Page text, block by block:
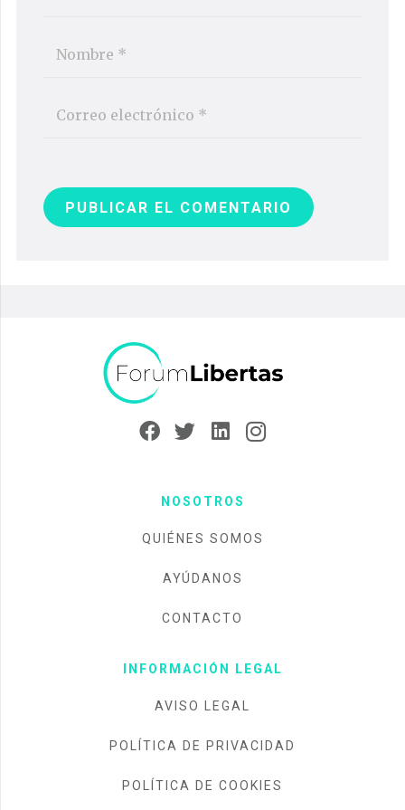
PUBLICAR EL COMENTARIO
NOSOTROS
QUIÉNES SOMOS
AYÚDANOS
CONTACTO
INFORMACIÓN LEGAL
AVISO LEGAL
POLÍTICA DE PRIVACIDAD
POLÍTICA DE COOKIES